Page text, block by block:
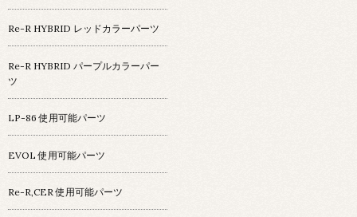
Re-R HYBRID レッドカラーパーツ
Re-R HYBRID パープルカラーパー
ツ
LP-86 使用可能パーツ
EVOL 使用可能パーツ
Re-R,CER 使用可能パーツ